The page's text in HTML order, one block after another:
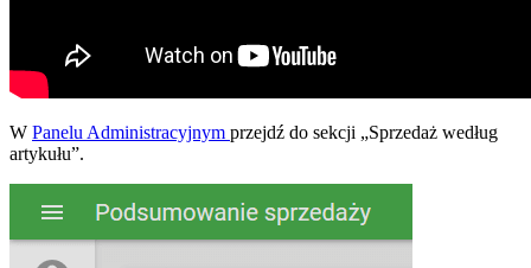
W Panelu Administracyjnym przejdź do sekcji „Sprzedaż według
artykułu”.